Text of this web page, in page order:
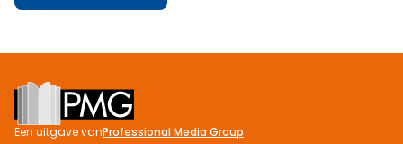
Footer
Een uitgave vanProfessional Media Group